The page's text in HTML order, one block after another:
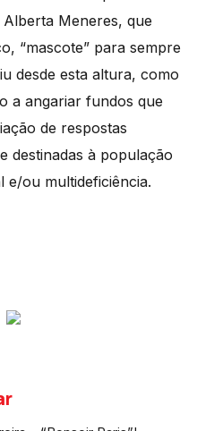
Meneres, que
“mascote” para sempre
desde esta altura, como
a angariar fundos que
de respostas
destinadas à população
e/ou multideficiência.